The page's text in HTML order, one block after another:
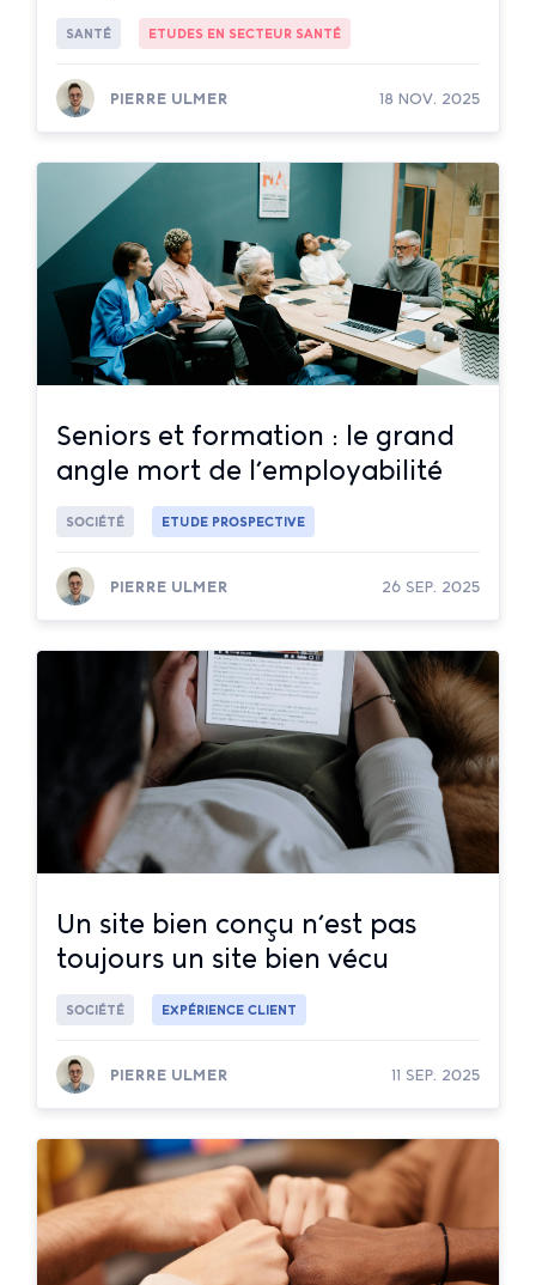
SANTÉ ETUDES EN SECTEUR SANTÉ
PIERRE ULMER 18 NOV. 2025
Lire la suite
Seniors et formation : le grand
angle mort de l’employabilité
SOCIÉTÉ ETUDE PROSPECTIVE
PIERRE ULMER 26 SEP. 2025
Lire la suite
Un site bien conçu n’est pas
toujours un site bien vécu
SOCIÉTÉ EXPÉRIENCE CLIENT
PIERRE ULMER 11 SEP. 2025
Lire la suite